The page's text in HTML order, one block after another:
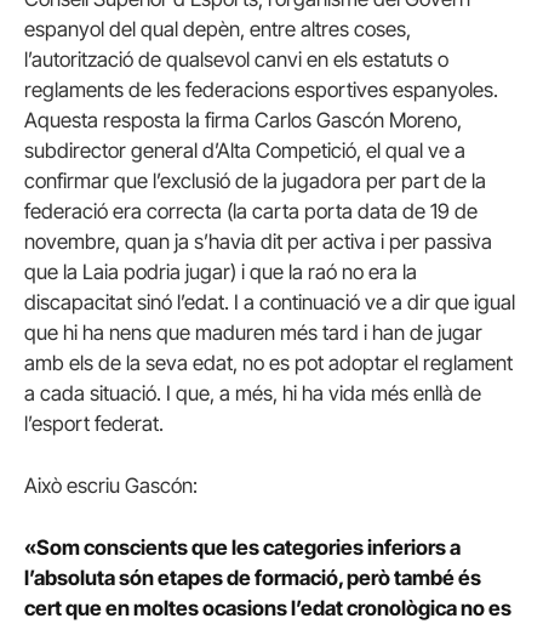
espanyol del qual depèn, entre altres coses,
l’autorització de qualsevol canvi en els estatuts o
reglaments de les federacions esportives espanyoles.
Aquesta resposta la firma Carlos Gascón Moreno,
subdirector general d’Alta Competició, el qual ve a
confirmar que l’exclusió de la jugadora per part de la
federació era correcta (la carta porta data de 19 de
novembre, quan ja s’havia dit per activa i per passiva
que la Laia podria jugar) i que la raó no era la
discapacitat sinó l’edat. I a continuació ve a dir que igual
que hi ha nens que maduren més tard i han de jugar
amb els de la seva edat, no es pot adoptar el reglament
a cada situació. I que, a més, hi ha vida més enllà de
l’esport federat.
Això escriu Gascón:
«Som conscients que les categories inferiors a
l’absoluta són etapes de formació, però també és
cert que en moltes ocasions l’edat cronològica no es